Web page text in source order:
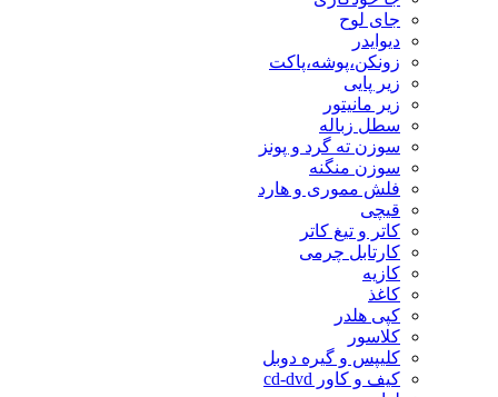
جای لوح
دیوایدر
زونکن،پوشه،پاکت
زیر پایی
زیر مانیتور
سطل زباله
سوزن ته گرد و پونز
سوزن منگنه
فلش مموری و هارد
قیچی
کاتر و تیغ کاتر
کارتابل چرمی
کازیه
کاغذ
کپی هلدر
کلاسور
کلیپس و گیره دوبل
کیف و کاور cd-dvd